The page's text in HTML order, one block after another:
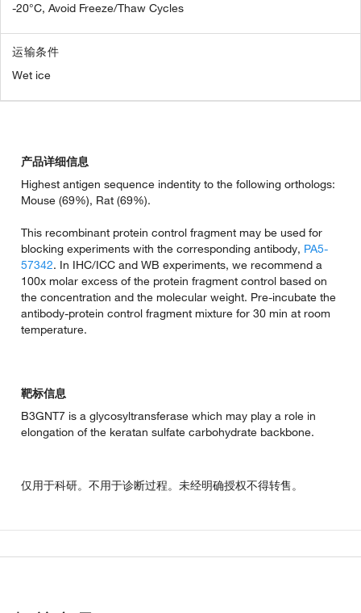
-20°C, Avoid Freeze/Thaw Cycles
运输条件
Wet ice
产品详细信息
Highest antigen sequence indentity to the following orthologs:
Mouse (69%), Rat (69%).
This recombinant protein control fragment may be used for
blocking experiments with the corresponding antibody, PA5-
57342. In IHC/ICC and WB experiments, we recommend a
100x molar excess of the protein fragment control based on
the concentration and the molecular weight. Pre-incubate the
antibody-protein control fragment mixture for 30 min at room
temperature.
靶标信息
B3GNT7 is a glycosyltransferase which may play a role in
elongation of the keratan sulfate carbohydrate backbone.
仅用于科研。不用于诊断过程。未经明确授权不得转售。